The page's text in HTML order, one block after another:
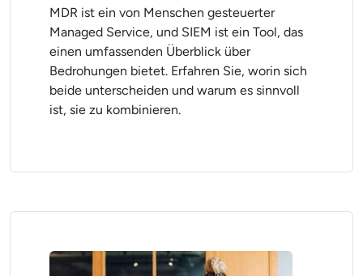
MDR ist ein von Menschen gesteuerter
Managed Service, und SIEM ist ein Tool, das
einen umfassenden Überblick über
Bedrohungen bietet. Erfahren Sie, worin sich
beide unterscheiden und warum es sinnvoll
ist, sie zu kombinieren.